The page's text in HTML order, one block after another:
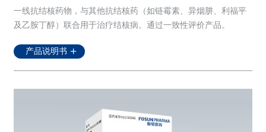
一线抗结核药物，与其他抗结核药（如链霉素、异烟肼、利福平
及乙胺丁醇）联合用于治疗结核病。通过一致性评价产品。
产品说明书